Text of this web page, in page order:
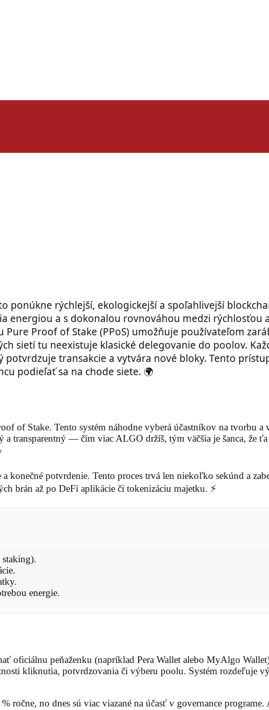
ponúkne rýchlejší, ekologickejší a spoľahlivejší
energiou a s dokonalou rovnováhou medzi rýchlosťou
Pure Proof of Stake (PPoS) umožňuje používateľom
sietí tu neexistuje klasické delegovanie do poolov.
potvrdzuje transakcie a vytvára nové bloky. Tento
podieľať sa na chode siete. 🌍
of Stake. Tento systém náhodne vyberá účastníkov na tvorbu
transparentný — čím viac ALGO držíš, tým väčšia je šanca, že
konečné potvrdenie. Tento proces trvá len niekoľko sekúnd a
brán až po DeFi aplikácie či tokenizáciu majetku. ⚡
energie.
oficiálnu peňaženku (napríklad Pera Wallet alebo MyAlgo
kliknutia, potvrdzovania či výberu poolu. Systém rozdeľuje
no dnes sú viac viazané na účasť v governance